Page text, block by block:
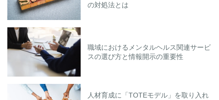
の対処法とは
職域におけるメンタルヘルス関連サービ
スの選び方と情報開示の重要性
人材育成に「TOTEモデル」を取り入れ